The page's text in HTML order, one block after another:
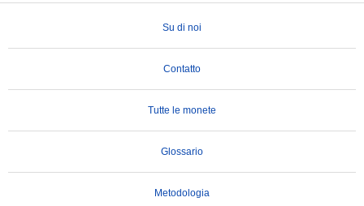
Su di noi
Contatto
Tutte le monete
Glossario
Metodologia